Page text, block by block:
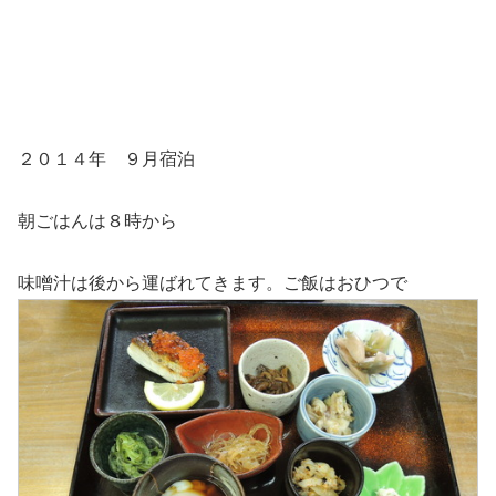
２０１４年 ９月宿泊
朝ごはんは８時から
味噌汁は後から運ばれてきます。ご飯はおひつで